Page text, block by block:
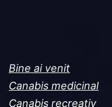
Bine ai venit
Canabis medicinal
Canabis recreativ